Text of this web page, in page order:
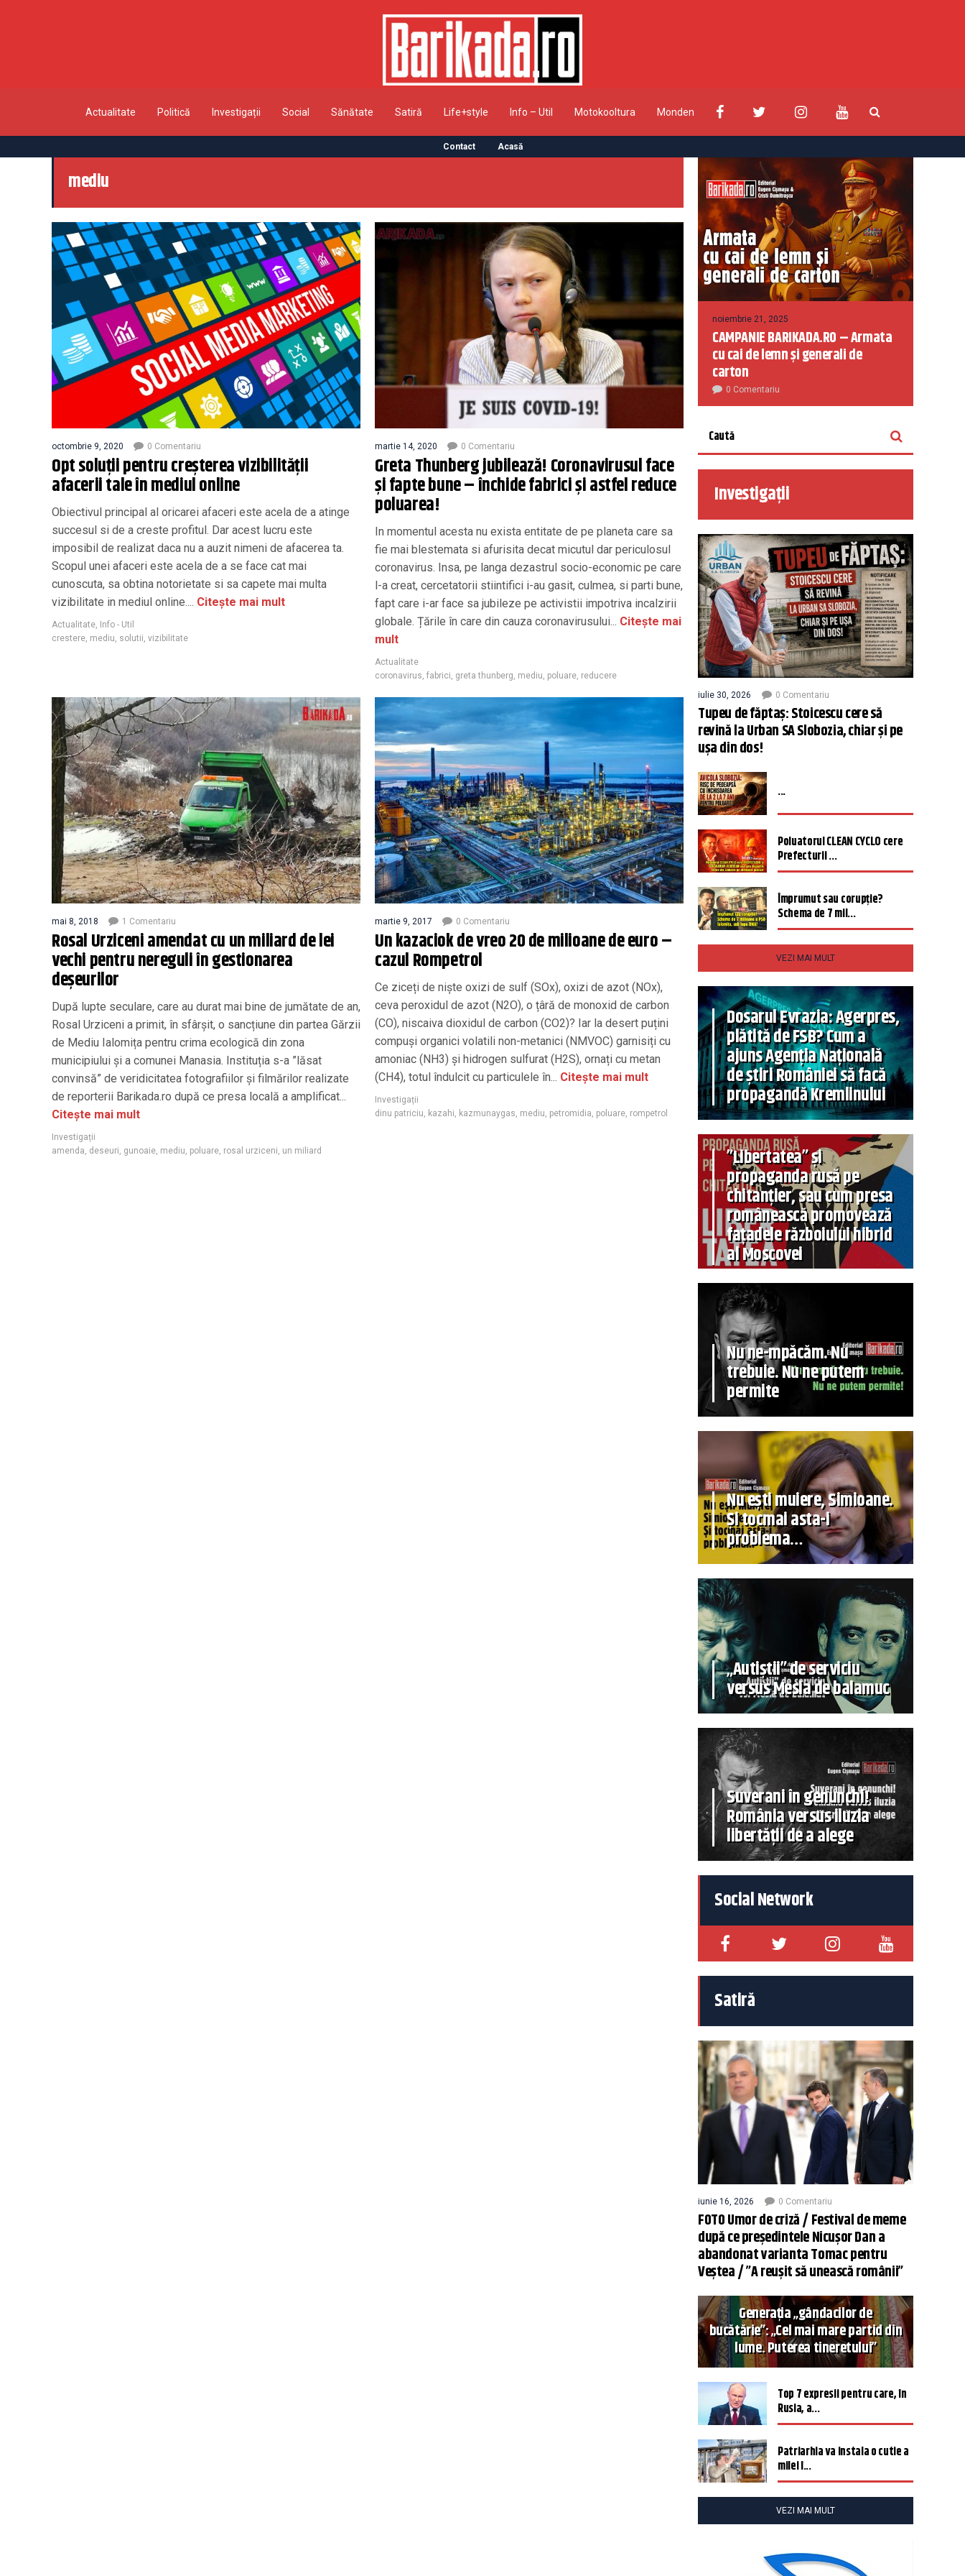
Actualitate Politică Investigații Social Sănătate Satiră Life+style Info – Util Motokooltura Monden
Contact Acasă
mediu
octombrie 9, 2020 0 Comentariu
Opt soluții pentru creșterea vizibilității
afacerii tale în mediul online
Obiectivul principal al oricarei afaceri este acela de a atinge
succesul si de a creste profitul. Dar acest lucru este
imposibil de realizat daca nu a auzit nimeni de afacerea ta.
Scopul unei afaceri este acela de a se face cat mai
cunoscuta, sa obtina notorietate si sa capete mai multa
vizibilitate in mediul online.... Citește mai mult
Actualitate Info - Util
crestere mediu solutii vizibilitate
martie 14, 2020 0 Comentariu
Greta Thunberg jubilează! Coronavirusul face
și fapte bune – închide fabrici și astfel reduce
poluarea!
In momentul acesta nu exista entitate de pe planeta care sa
fie mai blestemata si afurisita decat micutul dar periculosul
coronavirus. Insa, pe langa dezastrul socio-economic pe care
l-a creat, cercetatorii stiintifici i-au gasit, culmea, si parti bune,
fapt care i-ar face sa jubileze pe activistii impotriva incalzirii
globale. Țările în care din cauza coronavirusului... Citește mai
mult
Actualitate
coronavirus fabrici greta thunberg mediu poluare reducere
mai 8, 2018 1 Comentariu
Rosal Urziceni amendat cu un miliard de lei
vechi pentru nereguli în gestionarea
deșeurilor
După lupte seculare, care au durat mai bine de jumătate de an,
Rosal Urziceni a primit, în sfârșit, o sancțiune din partea Gărzii
de Mediu Ialomița pentru crima ecologică din zona
municipiului și a comunei Manasia. Instituția s-a ”lăsat
convinsă” de veridicitatea fotografiilor și filmărilor realizate
de reporterii Barikada.ro după ce presa locală a amplificat...
Citește mai mult
Investigații
amenda deseuri gunoaie mediu poluare rosal urziceni un miliard
martie 9, 2017 0 Comentariu
Un kazaciok de vreo 20 de milioane de euro –
cazul Rompetrol
Ce ziceți de niște oxizi de sulf (SOx), oxizi de azot (NOx),
ceva peroxidul de azot (N2O), o țâră de monoxid de carbon
(CO), niscaiva dioxidul de carbon (CO2)? Iar la desert puțini
compuși organici volatili non-metanici (NMVOC) garnisiți cu
amoniac (NH3) și hidrogen sulfurat (H2S), ornați cu metan
(CH4), totul îndulcit cu particulele în... Citește mai mult
Investigații
dinu patriciu
kazahi kazmunaygas mediu petromidia poluare rompetrol
noiembrie 21, 2025
CAMPANIE BARIKADA.RO – Armata
cu cai de lemn și generali de
carton
0 Comentariu
Investigații
iulie 30, 2026 0 Comentariu
Tupeu de făptaș: Stoicescu cere să
revină la Urban SA Slobozia, chiar și pe
ușa din dos!
...
Poluatorul CLEAN CYCLO cere
Prefecturii ...
Împrumut sau corupție?
Schema de 7 mil...
VEZI MAI MULT
Dosarul Evrazia: Agerpres,
plătită de FSB? Cum a
ajuns Agenția Națională
de știri României să facă
propagandă Kremlinului
”Libertatea” și
propaganda rusă pe
chitanțier, sau cum presa
românească promovează
fațadele războiului hibrid
al Moscovei
Nu ne-mpăcăm. Nu
trebuie. Nu ne putem
permite
Nu ești muiere, Simioane.
Și tocmai asta-i
problema…
„Autiștii” de serviciu
versus Mesia de balamuc
Suverani în genunchi!
România versus iluzia
libertății de a alege
Social Network
Satiră
iunie 16, 2026 0 Comentariu
FOTO Umor de criză / Festival de meme
după ce președintele Nicușor Dan a
abandonat varianta Tomac pentru
Veștea / ”A reușit să unească românii”
Generația „gândacilor de
bucătărie”: „Cel mai mare partid din
lume. Puterea tineretului”
Top 7 expresii pentru care, în
Rusia, a...
Patriarhia va instala o cutie a
milei î...
VEZI MAI MULT